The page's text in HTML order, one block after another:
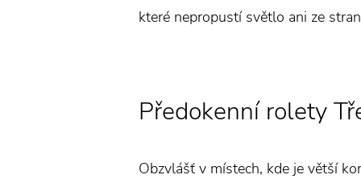
které nepropustí světlo ani ze
Předokenní rolety
Obzvlášť v místech, kde je větší